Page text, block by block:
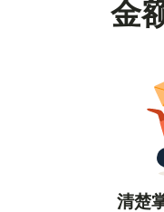
金
清楚